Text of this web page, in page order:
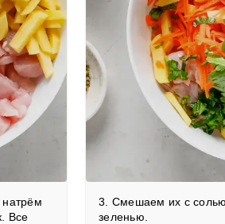
Все
3. Смешаем их с
зеленью.